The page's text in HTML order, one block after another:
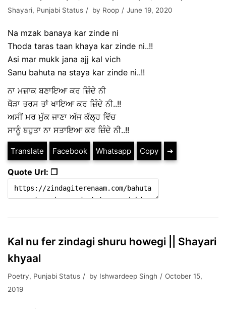
Shayari, Punjabi Status by Roop June 19, 2020
Na mzak banaya kar zinde ni
Thoda taras taan khaya kar zinde ni..!!
Asi mar mukk jana ajj kal vich
Sanu bahuta na staya kar zinde ni..!!
ਨਾ ਮਜ਼ਾਕ ਬਣਾਇਆ ਕਰ ਜ਼ਿੰਦੇ ਨੀ
ਥੋੜਾ ਤਰਸ ਤਾਂ ਖਾਇਆ ਕਰ ਜ਼ਿੰਦੇ ਨੀ..!!
ਅਸੀਂ ਮਰ ਮੁੱਕ ਜਾਣਾ ਅੱਜ ਕੱਲ੍ਹ ਵਿੱਚ
ਸਾਨੂੰ ਬਹੁਤਾ ਨਾ ਸਤਾਇਆ ਕਰ ਜ਼ਿੰਦੇ ਨੀ..!!
Translate Facebook Whatsapp Copy ➔
Quote Url: ❐
Kal nu fer zindagi shuru howegi || Shayari
khyaal
Poetry, Punjabi Status by Ishwardeep Singh
October 15,
2019